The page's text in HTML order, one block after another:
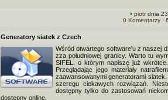
piotrdnia
0 Komentarzy·
Generatory siatek z Czech
Wśród otwartego software'u z naszej
zza południowej granicy. Warto tu
SIFEL, o którym napiszę już
Przeglądając jego materiały
zaawansowanymi generatorami
szeregu ciekawych rozwiązań.
dostępny tylko do zastosowań
dostępny online.